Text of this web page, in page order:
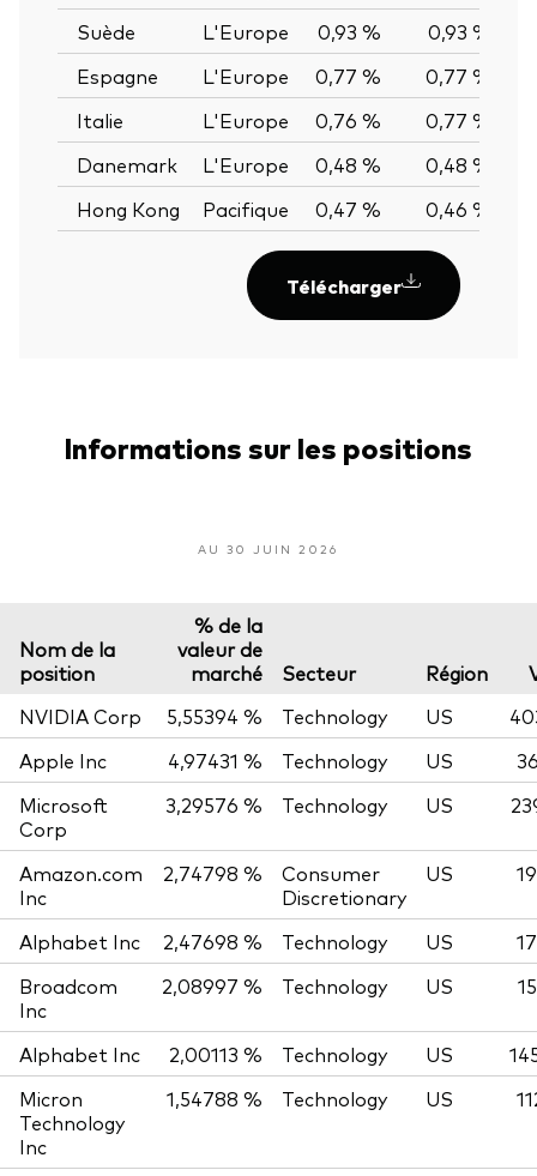
Suède
L'Europe 0,93 % 0,93 %
Espagne
L'Europe 0,77 % 0,77 %
Italie
L'Europe 0,76 % 0,77 %
Danemark
L'Europe 0,48 % 0,48 %
Hong Kong
Pacifique 0,47 % 0,46 %
Télécharger
Informations sur les positions
AU 30 JUIN 2026
Nom de la
position
% de la
valeur de
marché
Secteur Région
NVIDIA Corp
5,55394 % Technology US
Apple Inc
4,97431 % Technology US
Microsoft
Corp
3,29576 % Technology US
Amazon.com
Inc
2,74798 %
Consumer
Discretionary
US
Alphabet Inc 2,47698 % Technology US
Broadcom
Inc
2,08997 % Technology US
Alphabet Inc 2,00113 % Technology US
Micron
Technology
Inc
1,54788 % Technology US